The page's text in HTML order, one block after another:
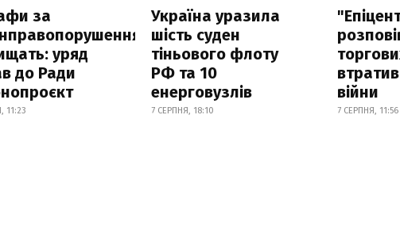
за
уряд
до Ради
11:23
Україна уразила
шість суден
тіньового флоту
РФ та 10
енерговузлів
7 СЕРПНЯ, 18:10
війни
7 СЕРПНЯ, 11:56